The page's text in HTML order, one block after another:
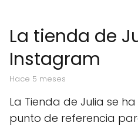
La tienda de
Instagram
hace 5 meses
La Tienda de Julia se
punto de referencia